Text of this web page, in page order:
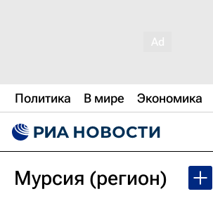
Политика В мире Экономика
Мурсия (регион)